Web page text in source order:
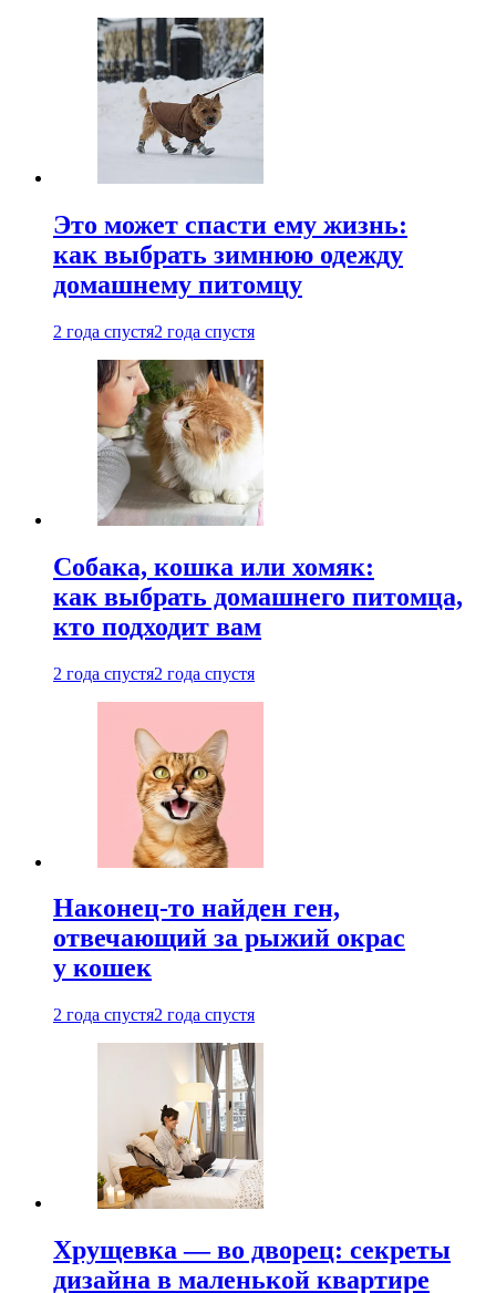
Это может спасти ему жизнь:
как выбрать зимнюю одежду
домашнему питомцу
2 года спустя2 года спустя
Собака, кошка или хомяк:
как выбрать домашнего питомца,
кто подходит вам
2 года спустя2 года спустя
Наконец-то найден ген,
отвечающий за рыжий окрас
у кошек
2 года спустя2 года спустя
Хрущевка — во дворец: секреты
дизайна в маленькой квартире